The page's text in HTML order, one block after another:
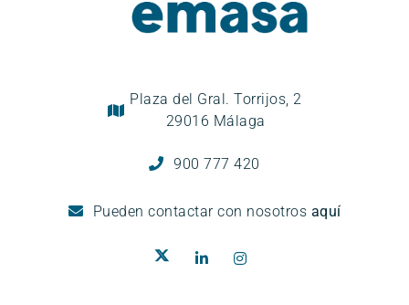
Plaza del Gral. Torrijos, 2
29016 Málaga
900 777 420
Pueden contactar con nosotros aquí